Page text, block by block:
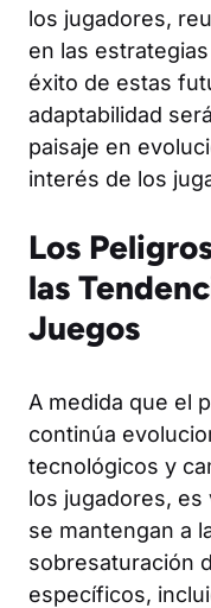
los jugadores,
en las
éxito de estas
adaptabilidad
paisaje en
interés de los
Los
las
Juegos
A medida que el
continúa
tecnológicos y
los jugadores, es
se mantengan a
sobresaturación
específicos,